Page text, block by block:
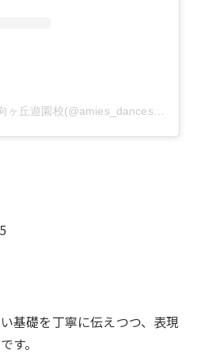
基礎を丁寧に伝えつつ、表現
す。